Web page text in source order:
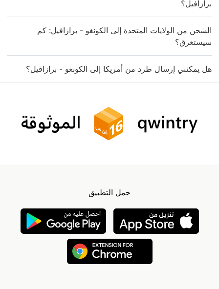
برازافيل؟
الشحن من الولايات المتحدة إلى الكونغو - برازافيل: كم
سيستغرق؟
هل يمكنني إرسال طرد من أمريكا إلى الكونغو - برازافيل؟
حمل التطبيق